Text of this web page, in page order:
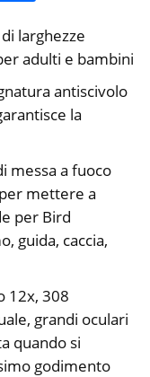
larghezze
adulti e bambini
antiscivolo
la
messa a fuoco
mettere a
per Bird
guida, caccia,
12x, 308
grandi oculari
quando si
godimento